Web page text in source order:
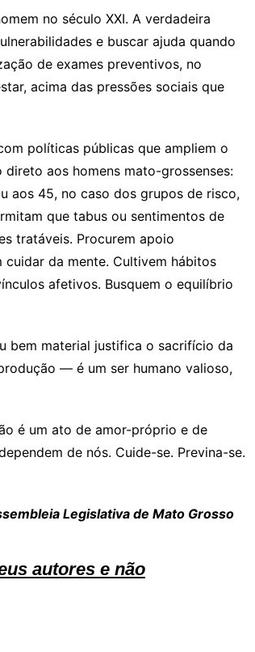
no século XXI. A verdadeira
e buscar ajuda quando
de exames preventivos, no
acima das pressões sociais que
políticas públicas que ampliem o
aos homens mato-grossenses:
aos 45, no caso dos grupos de risco,
que tabus ou sentimentos de
tratáveis. Procurem apoio
da mente. Cultivem hábitos
afetivos. Busquem o equilíbrio
bem material justifica o sacrifício da
— é um ser humano valioso,
é um ato de amor-próprio e de
de nós. Cuide-se. Previna-se.
Legislativa de Mato Grosso
autores e não